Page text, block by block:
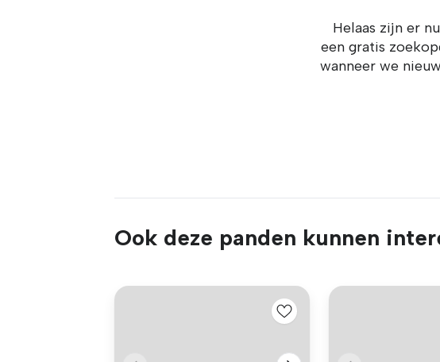
Helaas zijn er
een gratis
wanneer we
Ook deze panden kunnen